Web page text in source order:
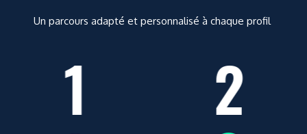
Un parcours adapté et personnalisé à chaque profil
1 2